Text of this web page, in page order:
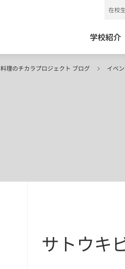
学校紹介
在校
料理のチカラプロジェクト ブログ イベ
サトウキ